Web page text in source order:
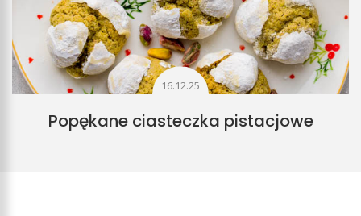
16.12.25
Popękane ciasteczka pistacjowe